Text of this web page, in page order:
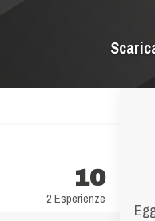
10
2 Esperienze